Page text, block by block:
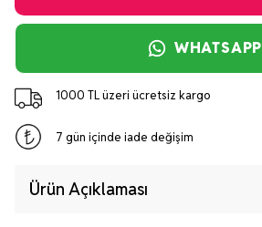
WHATSAPP
1000 TL üzeri ücretsiz kargo
7 gün içinde iade değişim
Ürün Açıklaması